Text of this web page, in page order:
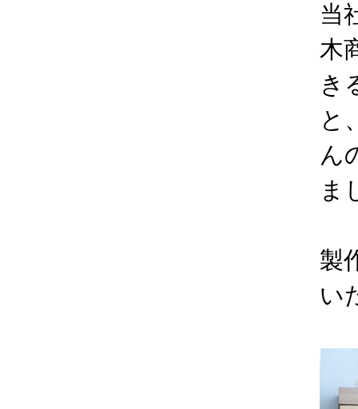
当
木
き
と
ん
ま
製
い